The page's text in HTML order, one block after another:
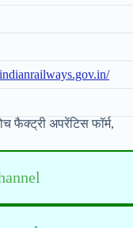
फैक्ट्री अपरेंटिस फॉर्म,